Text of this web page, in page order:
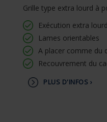
Grille type extra lourd à
Exécution extra
Lames orientables
A placer comme du
Recouvrement du
PLUS D'INFOS ›